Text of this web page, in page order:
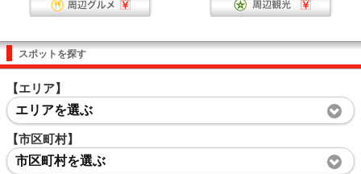
スポットを探す
【エリア】
エリアを選ぶ
【市区町村】
市区町村を選ぶ